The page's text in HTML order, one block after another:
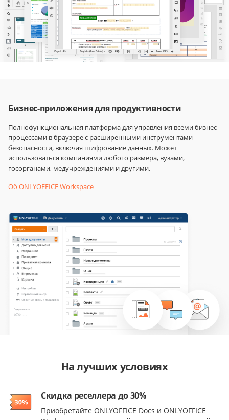
Бизнес-приложения для продуктивности
Полнофункциональная платформа для управления всеми бизнес-
процессами в браузере с расширенными инструментами
безопасности, включая шифрование данных. Может
использоваться компаниями любого размера, вузами,
госорганами, медучреждениями и другими.
Об ONLYOFFICE Workspace
На лучших условиях
Скидка реселлера до 30%
Приобретайте ONLYOFFICE Docs и ONLYOFFICE